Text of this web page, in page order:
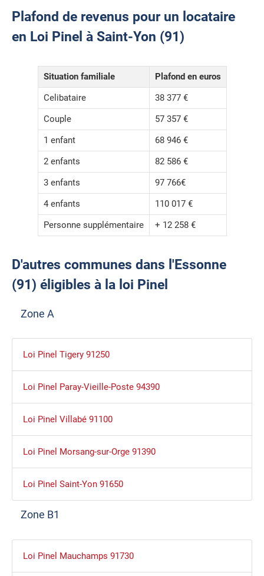
Plafond de revenus pour un locataire
en Loi Pinel à Saint-Yon (91)
Situation familiale
Plafond en euros
Celibataire
38 377 €
Couple
57 357 €
1 enfant
68 946 €
2 enfants
82 586 €
3 enfants
97 766€
4 enfants
110 017 €
Personne supplémentaire
+ 12 258 €
D'autres communes dans l'Essonne
(91) éligibles à la loi Pinel
Zone A
Loi Pinel Tigery 91250
Loi Pinel Paray-Vieille-Poste 94390
Loi Pinel Villabé 91100
Loi Pinel Morsang-sur-Orge 91390
Loi Pinel Saint-Yon 91650
Zone B1
Loi Pinel Mauchamps 91730